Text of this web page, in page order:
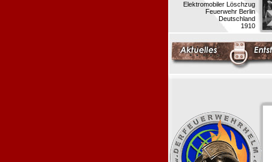
Elektromobiler Löschzug
Feuerwehr Berlin
Deutschland
1910